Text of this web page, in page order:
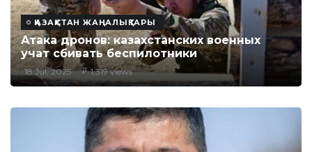
ҚАЗАҚСТАН ЖАҢАЛЫҚТАРЫ
Атака дронов: казахстанских военных
учат сбивать беспилотники
18 Jul, 2025 1,319 views